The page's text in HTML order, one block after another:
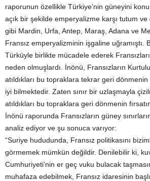
raporunun özellikle Türkiye’nin güneyini
açık bir şekilde emperyalizme karşı tutum ve
gibi Mardin, Urfa, Antep, Maraş, Adana ve
Fransız emperyalizminin işgaline uğramıştı.
Türküyle birlikte mücadele ederek
neden olmuşlardı. İnönü, Fransızların
atıldıkları bu topraklara tekrar geri dönmenin
iyi bilmektedir. Zaten sınır bir uzlaşmayla
atıldıkları bu topraklara geri dönmenin
İnönü raporunda Fransızların güney
analiz ediyor ve şu sonuca varıyor:
“Suriye hududunda, Fransız politikasını
görmemek mümkün değildir. Denilebilir ki,
Cumhuriyeti’nin er geç vuku bulacak
muhafaza edebilmek, Fransız idaresinin